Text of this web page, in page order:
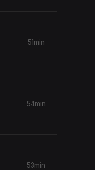
51min
54min
53min